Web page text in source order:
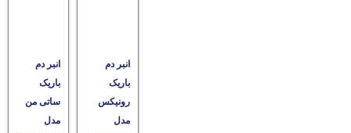
انبر دم
باریک
رونیکس
مدل
انبر دم
باریک
ساتی من
مدل